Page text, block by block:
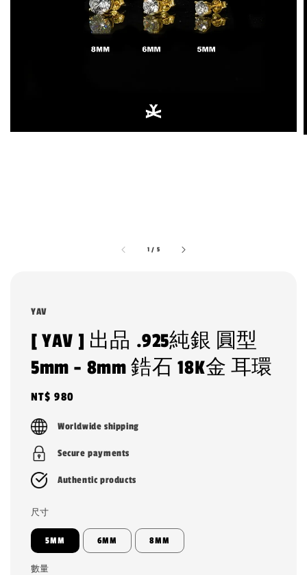
1 / 5
YAV
[ YAV ] 出品 .925純銀 圓型
5mm - 8mm 鋯石 18K金 耳環
Regular
price
NT$ 980
Worldwide shipping
Secure payments
Authentic products
尺寸
5MM 6MM 8MM
數量